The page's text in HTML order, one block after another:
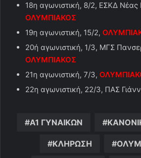
18η αγωνιστική, 8/2, ΕΣΚΔ Νέας
ΟΛΥΜΠΙΑΚΟΣ
19η αγωνιστική, 15/2,
20ή αγωνιστική, 1/3, ΜΓΣ
ΟΛΥΜΠΙΑΚΟΣ
21η αγωνιστική, 7/3,
22η αγωνιστική, 22/3, ΠΑΣ
Α1 ΓΥΝΑΙΚΩΝ
ΚΛΗΡΩΣΗ